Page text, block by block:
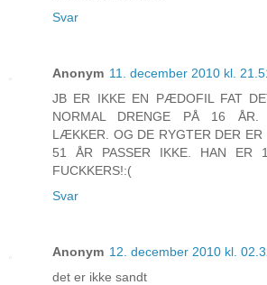
Svar
Anonym 11. december 2010 kl.
JB ER IKKE EN PÆDOFIL FAT
NORMAL DRENGE PÅ 16 ÅR.
LÆKKER. OG DE RYGTER DER ER
51 ÅR PASSER IKKE. HAN ER
FUCKKERS!:(
Svar
Anonym 12. december 2010 kl.
det er ikke sandt